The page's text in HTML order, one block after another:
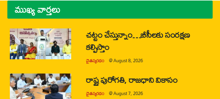
ముఖ్య వార్తలు
చట్టం చేస్తున్నాం…బీసీలకు సంరక్షణ
కల్పిస్తాం
చైతన్యరధం @August 8, 2026
రాష్ట్ర పురోగతి, రాజధాని వికాసం
చైతన్యరధం @August 7, 2026